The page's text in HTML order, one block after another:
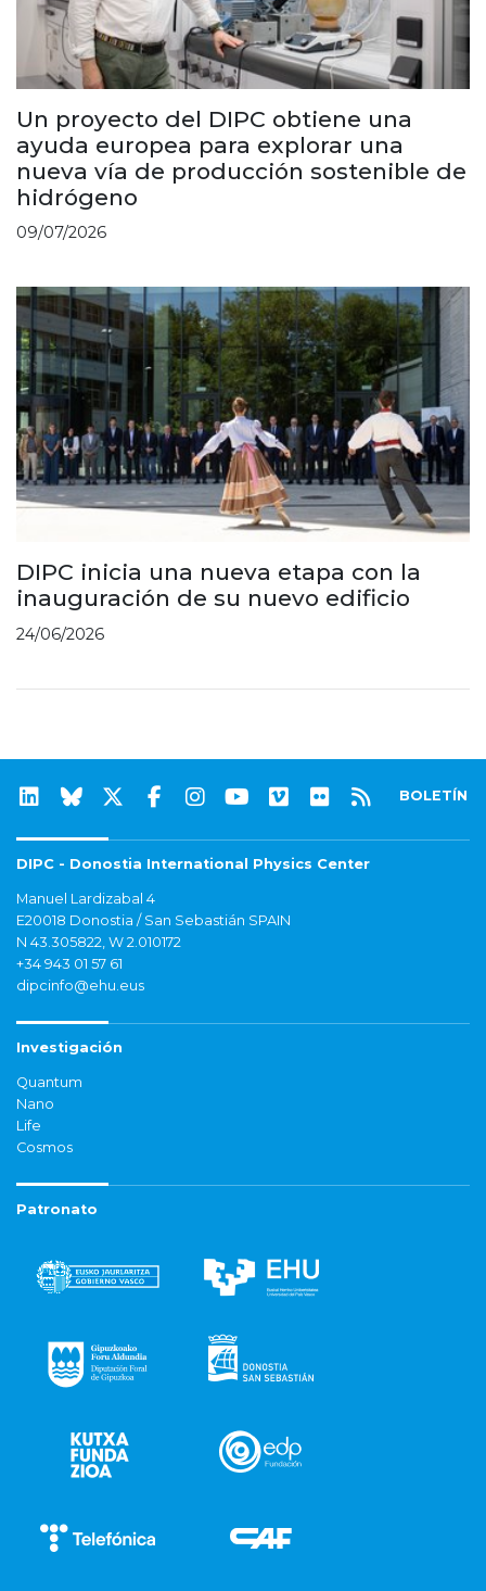
Un proyecto del DIPC obtiene una
ayuda europea para explorar una
nueva vía de producción sostenible de
hidrógeno
09/07/2026
DIPC inicia una nueva etapa con la
inauguración de su nuevo edificio
24/06/2026
BOLETÍN
DIPC - Donostia International Physics Center
Manuel Lardizabal 4
E20018 Donostia / San Sebastián SPAIN
N 43.305822, W 2.010172
+34 943 01 57 61
dipcinfo@ehu.eus
Investigación
Quantum
Nano
Life
Cosmos
Patronato